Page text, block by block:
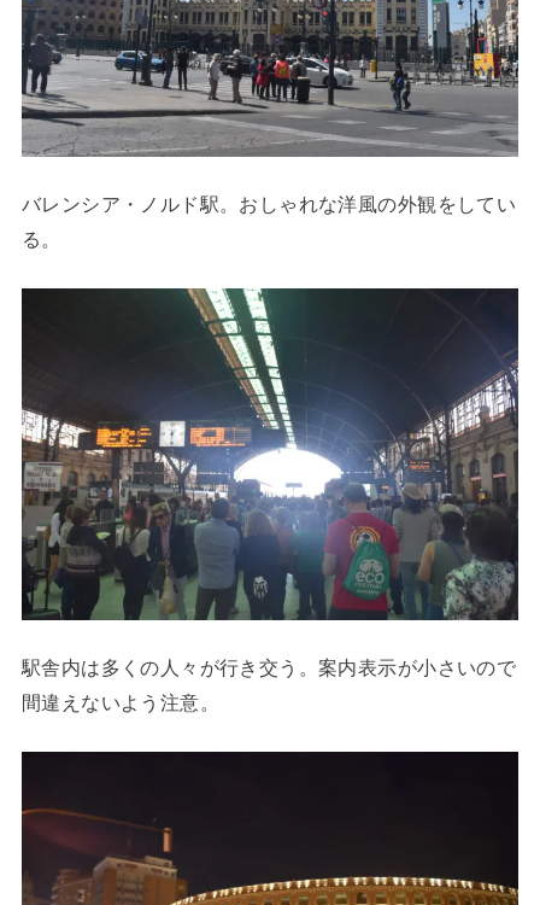
バレンシア・ノルド駅。おしゃれな洋風の外観をしてい
る。
駅舎内は多くの人々が行き交う。案内表示が小さいので
間違えないよう注意。